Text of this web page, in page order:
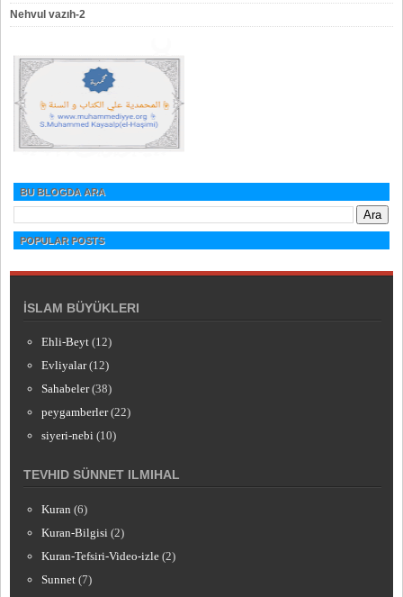
Nehvul vazıh-2
BU BLOGDA ARA
POPULAR POSTS
İSLAM BÜYÜKLERI
Ehli-Beyt (12)
Evliyalar (12)
Sahabeler (38)
peygamberler (22)
siyeri-nebi (10)
TEVHID SÜNNET ILMIHAL
Kuran (6)
Kuran-Bilgisi (2)
Kuran-Tefsiri-Video-izle (2)
Sunnet (7)